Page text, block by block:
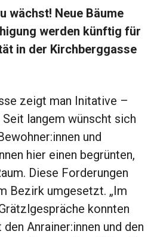
wächst! Neue Bäume
werden künftig für
in der Kirchberggasse
zeigt man Initative –
langem wünscht sich
und
hier einen begrünten,
Diese Forderungen
Bezirk umgesetzt. „Im
konnten
Anrain­er:in­nen und den